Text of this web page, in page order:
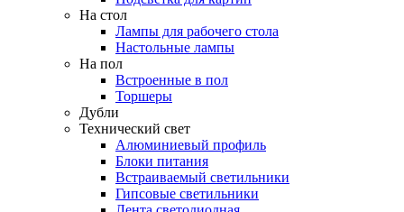
На стол
Лампы для рабочего стола
Настольные лампы
На пол
Встроенные в пол
Торшеры
Дубли
Технический свет
Алюминиевый профиль
Блоки питания
Встраиваемый светильники
Гипсовые светильники